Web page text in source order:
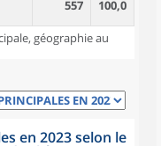
557 100,0
géographie au
en 2023 selon le